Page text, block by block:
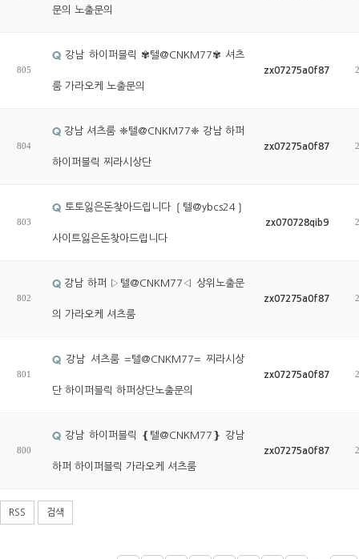
문의 노출문의
805
강남 하이퍼블릭 ✾텔@CNKM77✾ 셔츠
룸 가라오케 노출문의
zx07275a0f87
804
강남 셔츠룸 ❈텔@CNKM77❈ 강남 하퍼
하이퍼블릭 찌라시상단
zx07275a0f87
803
토토잃은돈찾아드립니다 ❲텔@ybcs24❳
사이트잃은돈찾아드립니다
zx070728qib9
802
강남 하퍼 ▷텔@CNKM77◁ 상위노출문
의 가라오케 셔츠룸
zx07275a0f87
801
강남 셔츠룸 =텔@CNKM77= 찌라시상
단 하이퍼블릭 하퍼상단노출문의
zx07275a0f87
800
강남 하이퍼블릭 ❴텔@CNKM77❵ 강남
하퍼 하이퍼블릭 가라오케 셔츠룸
zx07275a0f87
RSS 검색